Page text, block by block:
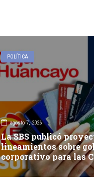
POLÍTICA
agosto 7, 2026
La SBS publicó
lineamientos sobre
corporativo para las